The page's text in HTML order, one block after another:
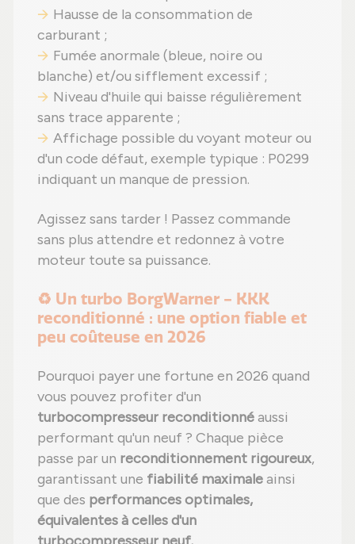
Hausse de la consommation de
carburant ;
Fumée anormale (bleue, noire ou
blanche) et/ou sifflement excessif ;
Niveau d'huile qui baisse régulièrement
sans trace apparente ;
Affichage possible du voyant moteur ou
d'un code défaut, exemple typique : P0299
indiquant un manque de pression.
Agissez sans tarder ! Passez commande
sans plus attendre et redonnez à votre
moteur toute sa puissance.
♻️ Un turbo BorgWarner - KKK
reconditionné : une option fiable et
peu coûteuse en 2026
Pourquoi payer une fortune en 2026 quand
vous pouvez profiter d'un
turbocompresseur reconditionnéaussi
performant qu'un neuf ? Chaque pièce
passe par un reconditionnement rigoureux,
garantissant une fiabilité maximaleainsi
que des performances optimales,
équivalentes à celles d'un